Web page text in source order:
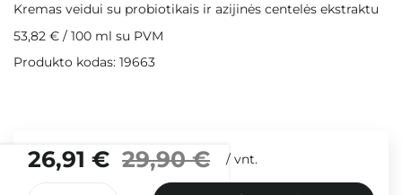
26,91 € 29,90 € / vnt.
Kremas veidui su probiotikais ir azijinės centelės ekstraktu
53,82 € / 100 ml su PVM
Produkto kodas: 19663